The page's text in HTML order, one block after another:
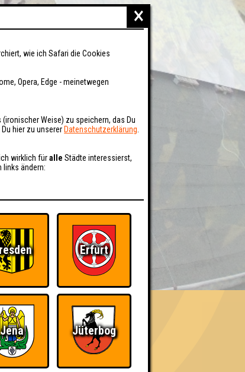
verdient! Entsprechend gibt es
×
wie ich Safari die Cookies
Opera, Edge - meinetwegen
Weise) zu speichern, das Du
hier zu unserer Datenschutzerklärung
wirklich füralle Städte interessierst,
links ändern:
Erfurt
Jena Jüterbog